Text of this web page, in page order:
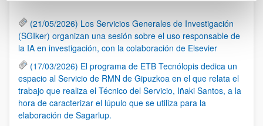
(21/05/2026) Los Servicios Generales de Investigación
(SGIker) organizan una sesión sobre el uso responsable de
la IA en investigación, con la colaboración de Elsevier
(17/03/2026) El programa de ETB Tecnólopis dedica un
espacio al Servicio de RMN de Gipuzkoa en el que relata el
trabajo que realiza el Técnico del Servicio, Iñaki Santos, a la
hora de caracterizar el lúpulo que se utiliza para la
elaboración de Sagarlup.